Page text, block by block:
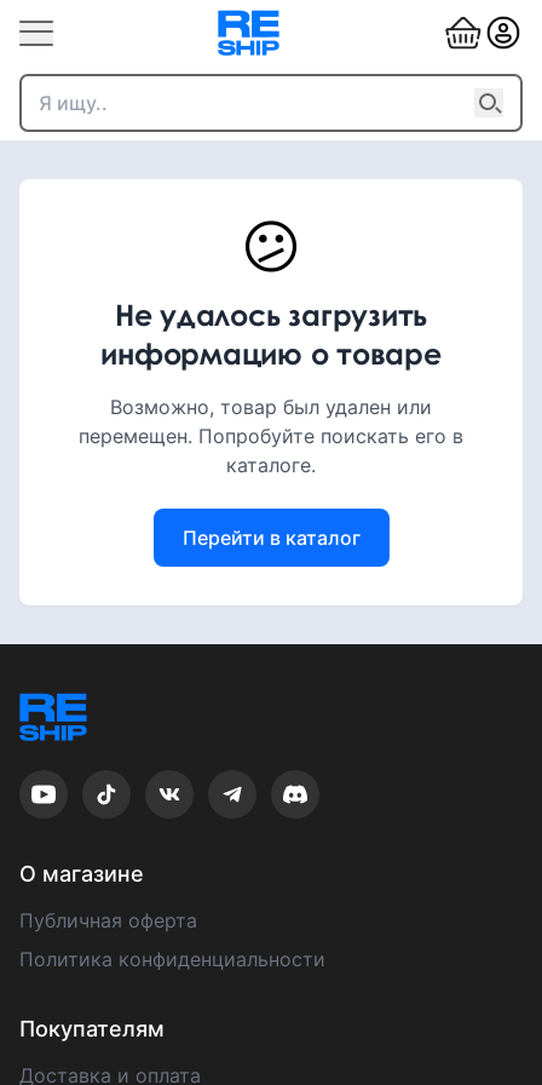
😕
Не удалось загрузить
информацию о товаре
Возможно, товар был удален или
перемещен. Попробуйте поискать его в
каталоге.
Перейти в каталог
О магазине
Публичная оферта
Политика конфиденциальности
Покупателям
Доставка и оплата